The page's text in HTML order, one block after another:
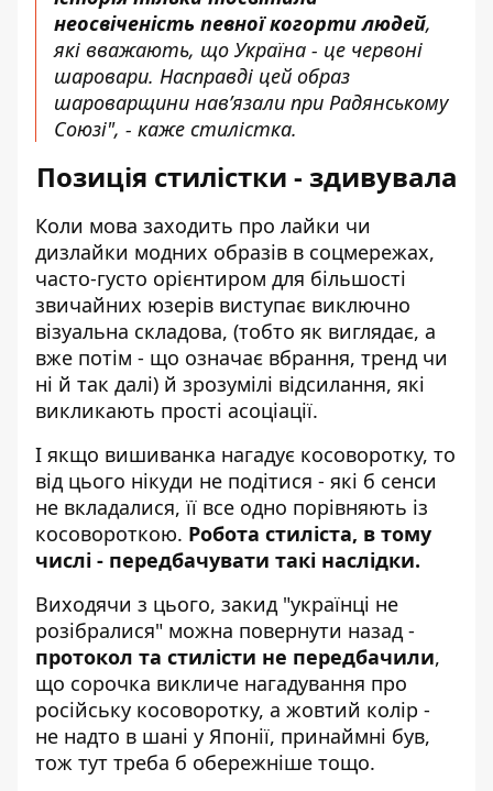
неосвіченість певної когорти людей,
які вважають, що Україна - це червоні
шаровари. Насправді цей образ
шароварщини нав’язали при Радянському
Союзі", - каже стилістка.
Позиція стилістки - здивувала
Коли мова заходить про лайки чи
дизлайки модних образів в соцмережах,
часто-густо орієнтиром для більшості
звичайних юзерів виступає виключно
візуальна складова, (тобто як виглядає, а
вже потім - що означає вбрання, тренд чи
ні й так далі) й зрозумілі відсилання, які
викликають прості асоціації.
І якщо вишиванка нагадує косоворотку, то
від цього нікуди не подітися - які б сенси
не вкладалися, її все одно порівняють із
косовороткою. Робота стиліста, в тому
числі - передбачувати такі наслідки.
Виходячи з цього, закид "українці не
розібралися" можна повернути назад -
протокол та стилісти не передбачили,
що сорочка викличе нагадування про
російську косоворотку, а жовтий колір -
не надто в шані у Японії, принаймні був,
тож тут треба б обережніше тощо.